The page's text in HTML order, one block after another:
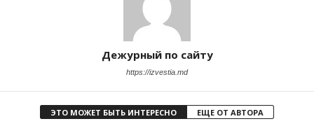
Дежурный по сайту
https://izvestia.md
ЭТО МОЖЕТ БЫТЬ ИНТЕРЕСНО ЕЩЕ ОТ АВТОРА